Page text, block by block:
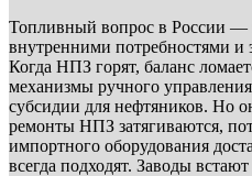
Топливный вопрос в России —
внутренними потребностями и
Когда НПЗ горят, баланс
механизмы ручного
субсидии для нефтяников. Но
ремонты НПЗ затягиваются,
импортного оборудования
всегда подходят. Заводы